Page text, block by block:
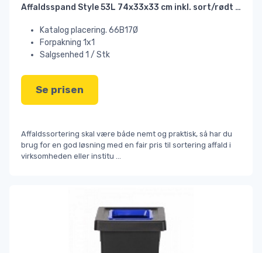
Affaldsspand Style 53L 74x33x33 cm inkl. sort/rødt låg#
Katalog placering. 66B17Ø
Forpakning 1x1
Salgsenhed 1 / Stk
Se prisen
Affaldssortering skal være både nemt og praktisk, så har du
brug for en god løsning med en fair pris til sortering affald i
virksomheden eller institu ...